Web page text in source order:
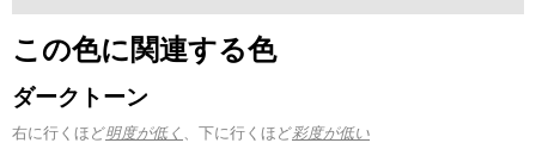
この色に関連する色
ダークトーン
右に行くほど明度が低く 、下に行くほど彩度が低い